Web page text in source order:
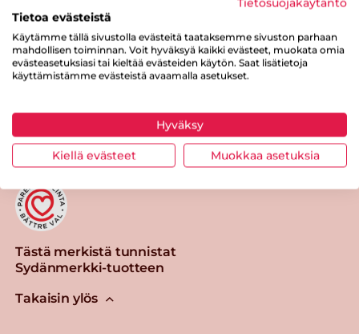
0.2 g
Tästä merkistä tunnistat
Sydänmerkki-tuotteen
Takaisin ylös
Tietosuojakäytäntö
Tietoa evästeistä
Käytämme tällä sivustolla evästeitä taataksemme sivuston parhaan
mahdollisen toiminnan. Voit hyväksyä kaikki evästeet, muokata omia
evästeasetuksiasi tai kieltää evästeiden käytön. Saat lisätietoja
käyttämistämme evästeistä avaamalla asetukset.
Hyväksy
Kiellä evästeet Muokkaa asetuksia